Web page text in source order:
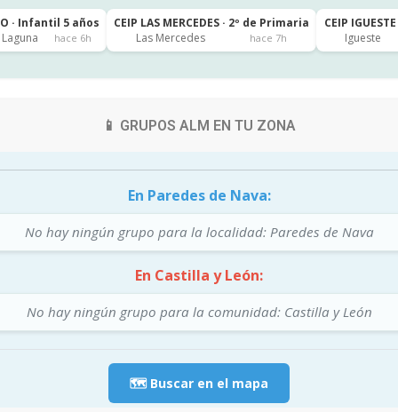
· Infantil 5 años
hace 6h
CEIP LAS MERCEDES · 2º de Primaria
Las Mercedes
hace 7h
CEIP
Igueste
📱 GRUPOS ALM EN TU ZONA
En Paredes de Nava:
No hay ningún grupo para la localidad: Paredes de Nava
En Castilla y León:
No hay ningún grupo para la comunidad: Castilla y León
🗺️ Buscar en el mapa